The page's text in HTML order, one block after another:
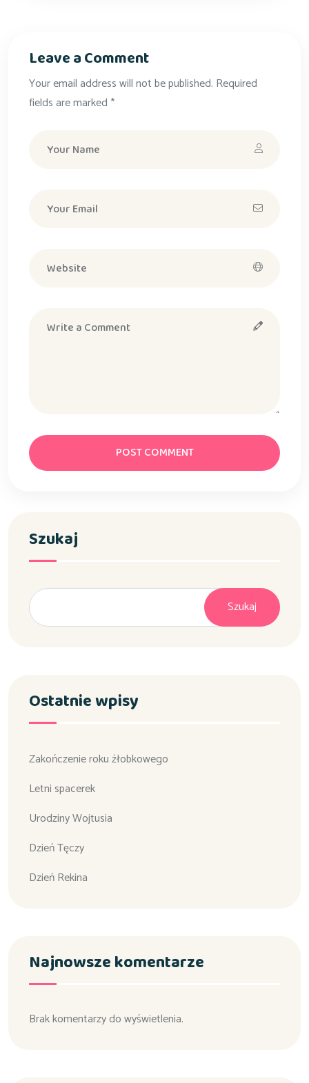
Leave a Comment
Your email address will not be published. Required
fields are marked *
POST COMMENT
Szukaj
Szukaj
Ostatnie wpisy
Zakończenie roku żłobkowego
Letni spacerek
Urodziny Wojtusia
Dzień Tęczy
Dzień Rekina
Najnowsze komentarze
Brak komentarzy do wyświetlenia.